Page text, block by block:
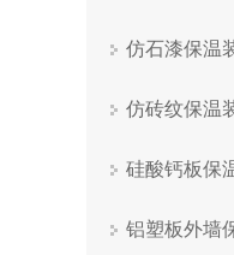
仿石漆保温
仿砖纹保温
硅酸钙板保
铝塑板外墙